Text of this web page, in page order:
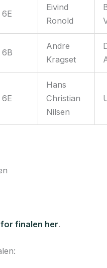
6E
Eivind
Ronold
6B
Andre
Kragset
6E
Hans
Christian
Nilsen
finalen her.